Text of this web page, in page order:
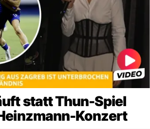
statt Thun-Spiel
Konzert